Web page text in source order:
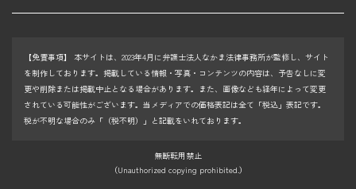
【免責事項】
本サイトは、2023年4月に弁護士法人なかま法律事務所が監修し、サイト
を制作しております。掲載している情報・写真・コンテンツの内容は、予告なしに変
更や削除または掲載中止となる場合があります。また、画像なども経年によって変更
されている可能性がございます。当メディアでの価格表記は全て「税込」表記です。
税が不明な場合のみ「（税不明）」と記載をいれております。
無断転用禁止
（Unauthorized copying prohibited.）